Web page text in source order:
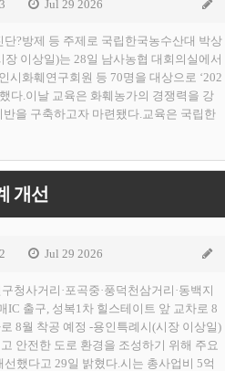
Jul 29 2026
?방제 등 주제로 국립한국농수산대 박상
장 이상일)는 28일 남사농협 대회의실에서
시화훼연구회원 등 70명을 대상으로 ‘202
다.이날 교육은 화훼농가의 경쟁력을 강
을 구축하고자 마련됐다.교육은 국립한
개선
Jul 29 2026
청사거리·포곡중·풍덕천삼거리·동백지
IC 출구, 성복1차 힐스테이트 앞 교차로 8
8월 착공 예정 -용인특례시(시장 이상일)
안전한 도로 환경을 조성하기 위해 주요
했다고 29일 밝혔다.시는 총사업비 5억